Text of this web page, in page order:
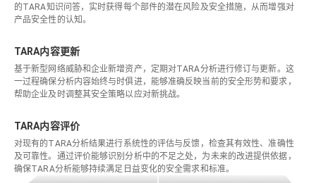
的TARA知识问答，实时获得每个部件的潜在风险及安全措施，从而增强对
产品安全性的认知。
TARA内容更新
基于新型网络威胁和企业新增资产，定期对TARA分析进行修订与更新。这
一过程确保分析内容始终与时俱进，能够准确反映当前的安全形势和要求，
帮助企业及时调整其安全策略以应对新挑战。
TARA内容评价
对现有的TARA分析结果进行系统性的评估与反馈，检查其有效性、准确性
及可靠性。通过评价能够识别分析中的不足之处，为未来的改进提供依据，
确保TARA分析能够持续满足日益变化的安全需求和标准。